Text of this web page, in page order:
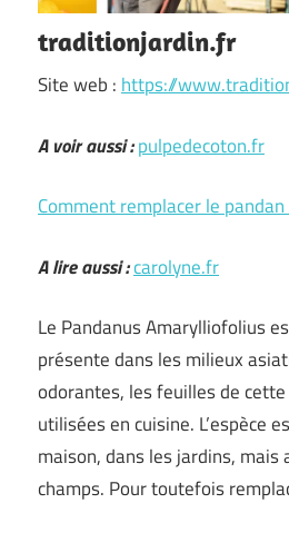
traditionjardin.fr
Site web :https://
A voir aussi :pulpedecoton.fr
Comment remplacer le pandan
A lire aussi :carolyne.fr
Le Pandanus Amarylliofolius
présente dans les milieux
odorantes, les feuilles de
utilisées en cuisine. L’espèce
maison, dans les jardins, mais
champs. Pour toutefois